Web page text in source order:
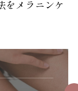
をメラニンケ